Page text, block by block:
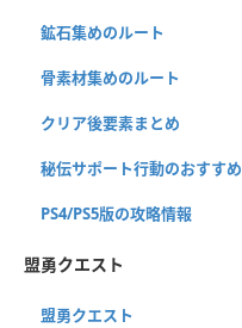
鉱石集めのルート
骨素材集めのルート
クリア後要素まとめ
秘伝サポート行動のおすすめ
PS4/PS5版の攻略情報
盟勇クエスト
盟勇クエスト